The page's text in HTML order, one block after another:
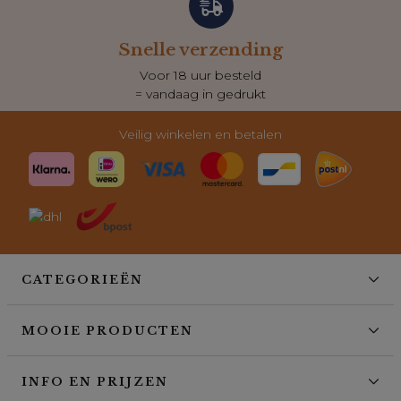
Snelle verzending
Voor 18 uur besteld
= vandaag in gedrukt
Veilig winkelen en betalen
CATEGORIEËN
MOOIE PRODUCTEN
INFO EN PRIJZEN